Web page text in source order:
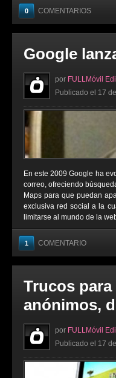
0 COMENTARIOS
Google
por FULLMóvil
Publicado el 17
En este 2009 Google ha
correo, ofreciendo
Maps para que puedan
exclusiva red social a la
limitarse al mundo de la
1 COMENTARIO
Trucos
anónimos,
por FULLMóvil
Publicado el 17